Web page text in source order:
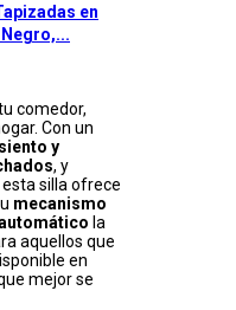
en
comedor,
Con un
y
, y
silla ofrece
mecanismo
la
aquellos que
en
mejor se